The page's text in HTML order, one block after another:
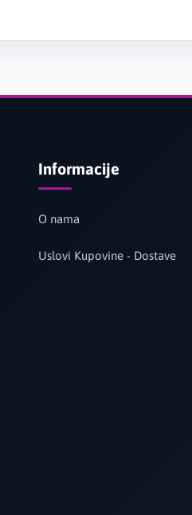
Informacije
O nama
Uslovi Kupovine - Dostave